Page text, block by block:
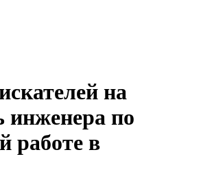
на
инженера по
работе в